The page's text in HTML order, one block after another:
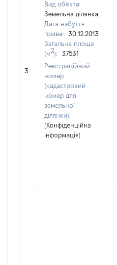
3
Вид об'єкта:
Земельна ділянка
Дата набуття
права:
30.12.2013
Загальна площа
(м2):
37531
Реєстраційний
номер
(кадастровий
номер для
земельної
ділянки):
[Конфіденційна
інформація]